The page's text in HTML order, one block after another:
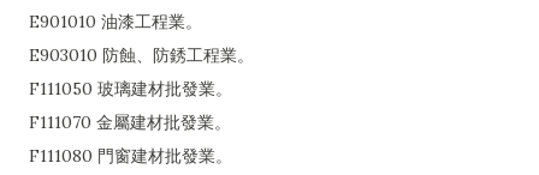
E901010 油漆工程業。
E903010 防蝕、防銹工程業。
F111050 玻璃建材批發業。
F111070 金屬建材批發業。
F111080 門窗建材批發業。